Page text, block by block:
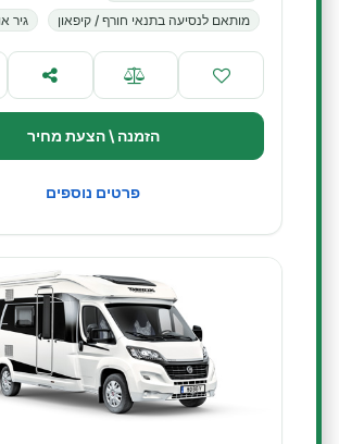
מותאם לנסיעה בתנאי חורף / קיפאון
גיר
הזמנה \ הצעת מחיר
פרטים נוספים